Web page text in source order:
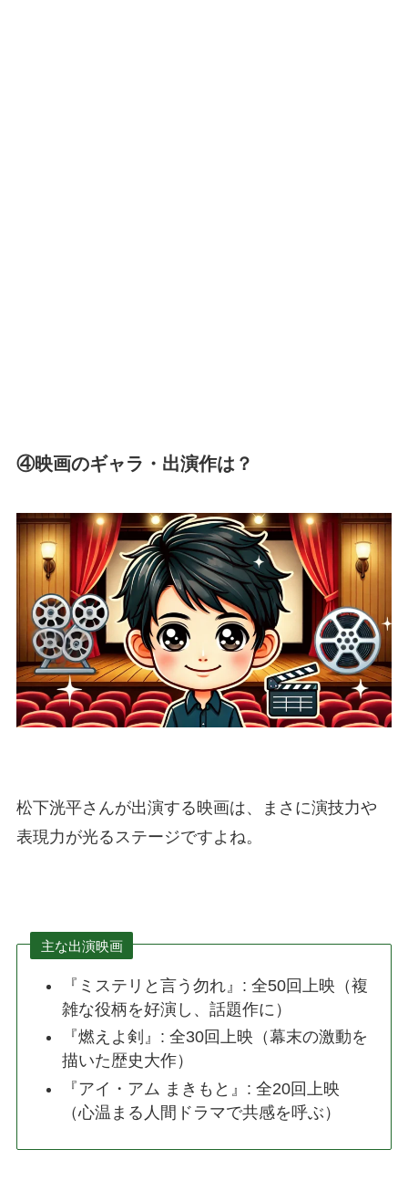
④映画のギャラ・出演作は？
松下洸平さんが出演する映画は、まさに演技力や
表現力が光るステージですよね。
主な出演映画
『ミステリと言う勿れ』: 全50回上映（複
雑な役柄を好演し、話題作に）
『燃えよ剣』: 全30回上映（幕末の激動を
描いた歴史大作）
『アイ・アム まきもと』: 全20回上映
（心温まる人間ドラマで共感を呼ぶ）